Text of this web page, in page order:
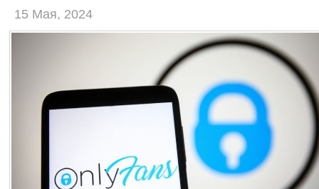
15 Мая, 2024